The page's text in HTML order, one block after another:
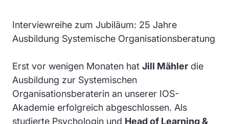
Interviewreihe zum Jubiläum: 25 Jahre
Ausbildung Systemische Organisationsberatung
Erst vor wenigen Monaten hat Jill Mähler die
Ausbildung zur Systemischen
Organisationsberaterin an unserer IOS-
Akademie erfolgreich abgeschlossen. Als
studierte Psychologin und Head of Learning &